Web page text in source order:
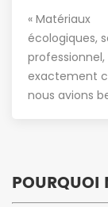
« Matériaux
écologiques,
professionnel,
exactement
nous avions
POURQUOI